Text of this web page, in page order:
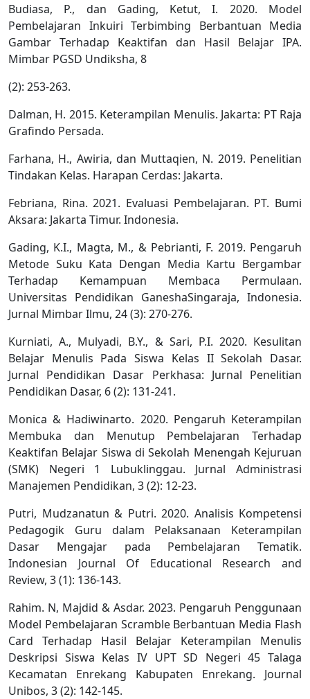
Budiasa, P., dan Gading, Ketut, I. 2020. Model
Pembelajaran Inkuiri Terbimbing Berbantuan Media
Gambar Terhadap Keaktifan dan Hasil Belajar IPA.
Mimbar PGSD Undiksha, 8
(2): 253-263.
Dalman, H. 2015. Keterampilan Menulis. Jakarta: PT Raja
Grafindo Persada.
Farhana, H., Awiria, dan Muttaqien, N. 2019. Penelitian
Tindakan Kelas. Harapan Cerdas: Jakarta.
Febriana, Rina. 2021. Evaluasi Pembelajaran. PT. Bumi
Aksara: Jakarta Timur. Indonesia.
Gading, K.I., Magta, M., & Pebrianti, F. 2019. Pengaruh
Metode Suku Kata Dengan Media Kartu Bergambar
Terhadap Kemampuan Membaca Permulaan.
Universitas Pendidikan GaneshaSingaraja, Indonesia.
Jurnal Mimbar Ilmu, 24 (3): 270-276.
Kurniati, A., Mulyadi, B.Y., & Sari, P.I. 2020. Kesulitan
Belajar Menulis Pada Siswa Kelas II Sekolah Dasar.
Jurnal Pendidikan Dasar Perkhasa: Jurnal Penelitian
Pendidikan Dasar, 6 (2): 131-241.
Monica & Hadiwinarto. 2020. Pengaruh Keterampilan
Membuka dan Menutup Pembelajaran Terhadap
Keaktifan Belajar Siswa di Sekolah Menengah Kejuruan
(SMK) Negeri 1 Lubuklinggau. Jurnal Administrasi
Manajemen Pendidikan, 3 (2): 12-23.
Putri, Mudzanatun & Putri. 2020. Analisis Kompetensi
Pedagogik Guru dalam Pelaksanaan Keterampilan
Dasar Mengajar pada Pembelajaran Tematik.
Indonesian Journal Of Educational Research and
Review, 3 (1): 136-143.
Rahim. N, Majdid & Asdar. 2023. Pengaruh Penggunaan
Model Pembelajaran Scramble Berbantuan Media Flash
Card Terhadap Hasil Belajar Keterampilan Menulis
Deskripsi Siswa Kelas IV UPT SD Negeri 45 Talaga
Kecamatan Enrekang Kabupaten Enrekang. Journal
Unibos, 3 (2): 142-145.